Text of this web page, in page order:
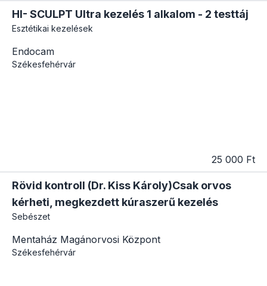
HI- SCULPT Ultra kezelés 1 alkalom - 2 testtáj
Esztétikai kezelések
Endocam
Székesfehérvár
25 000 Ft
Rövid kontroll (Dr. Kiss Károly)Csak orvos
kérheti, megkezdett kúraszerű kezelés
Sebészet
Mentaház Magánorvosi Központ
Székesfehérvár